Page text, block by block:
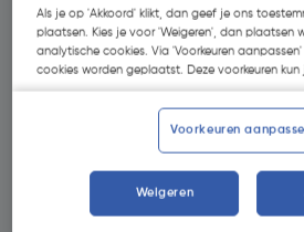
€ 4,19
| Excl. btw € 1,05
Kies productvariant(6)
Als je op 'Akkoord' klikt, dan geef je ons
plaatsen. Kies je voor 'Weigeren', dan plaatsen
analytische cookies. Via 'Voorkeuren aanpassen'
cookies worden geplaatst. Deze voorkeuren
Voorkeuren
Weigeren